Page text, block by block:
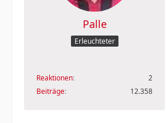
Palle
Erleuchteter
Reaktionen
2
Beiträge
12.358